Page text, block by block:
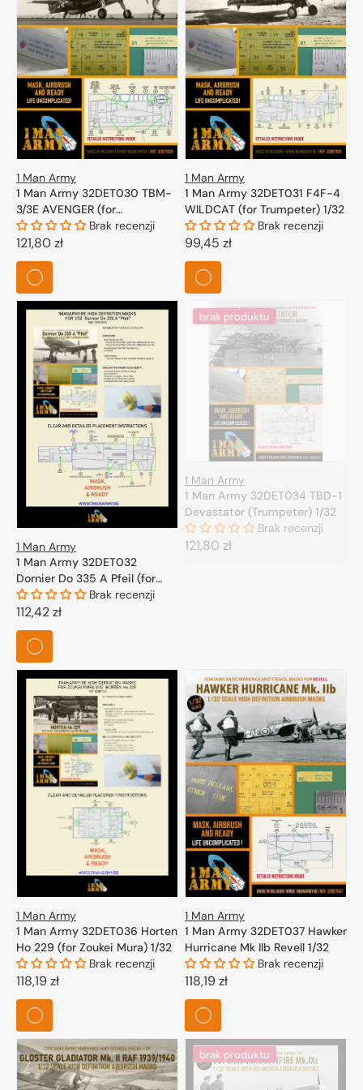
1 Man Army
1 Man Army 32DET030 TBM-
3/3E AVENGER (for
Trumpeter) 1/32Brak recenzji
Cena
regularna
121,80 zł
1 Man Army
1 Man Army 32DET031 F4F-4
WILDCAT (for Trumpeter) 1/32
Brak recenzji
Cena
regularna
99,45 zł
1 Man Army
1 Man Army 32DET032
Dornier Do 335 A Pfeil (for
HK-Model, Zoukei Mura) 1/32
Brak recenzji
Cena
regularna
112,42 zł
brak produktu
1 Man Army
1 Man Army 32DET034 TBD-1
Devastator (Trumpeter) 1/32
Brak recenzji
Cena
121,80 zł
1 Man Army
1 Man Army 32DET036 Horten
Ho 229 (for Zoukei Mura) 1/32
Brak recenzji
Cena
regularna
118,19 zł
1 Man Army
1 Man Army 32DET037 Hawker
Hurricane Mk IIb Revell 1/32
Brak recenzji
Cena
regularna
118,19 zł
brak produktu